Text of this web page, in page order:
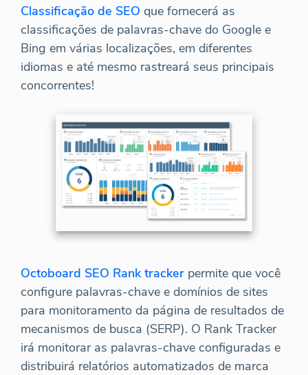
Classificação de SEO que fornecerá as
classificações de palavras-chave do Google e
Bing em várias localizações, em diferentes
idiomas e até mesmo rastreará seus principais
concorrentes!
Octoboard SEO Rank tracker permite que você
configure palavras-chave e domínios de sites
para monitoramento da página de resultados de
mecanismos de busca (SERP). O Rank Tracker
irá monitorar as palavras-chave configuradas e
distribuirá relatórios automatizados de marca